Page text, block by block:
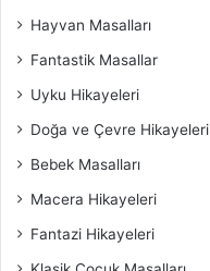
Hayvan Masalları
Fantastik Masallar
Uyku Hikayeleri
Doğa ve Çevre Hikayeleri
Bebek Masalları
Macera Hikayeleri
Fantazi Hikayeleri